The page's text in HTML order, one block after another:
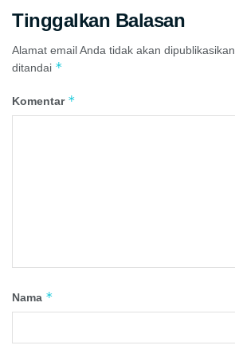
Tinggalkan Balasan
Alamat email Anda tidak akan dipublikasikan.
ditandai *
Komentar *
Nama *